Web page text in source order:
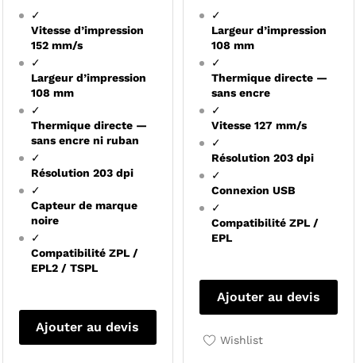
✓
Vitesse d’impression
152 mm/s
✓
Largeur d’impression
108 mm
✓
Thermique directe —
sans encre ni ruban
✓
Résolution 203 dpi
✓
Capteur de marque
noire
✓
Compatibilité ZPL /
EPL2 / TSPL
Ajouter au devis
✓
Largeur d’impression
108 mm
✓
Thermique directe —
sans encre
✓
Vitesse 127 mm/s
✓
Résolution 203 dpi
✓
Connexion USB
✓
Compatibilité ZPL /
EPL
Ajouter au devis
Wishlist